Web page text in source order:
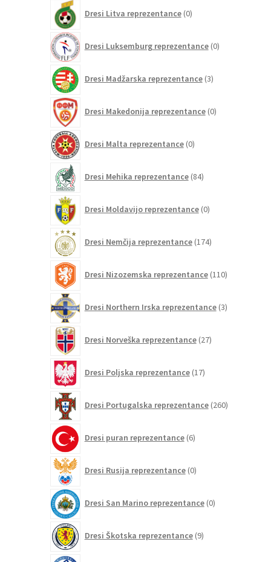
Dresi Litva reprezentance 0izdelkov
Dresi Luksemburg reprezentance 0izdelkov
Dresi Madžarska reprezentance 3izdelki
Dresi Makedonija reprezentance 0izdelkov
Dresi Malta reprezentance 0izdelkov
Dresi Mehika reprezentance 84izdelkov
Dresi Moldavijo reprezentance 0izdelkov
Dresi Nemčija reprezentance 174izdelkov
Dresi Nizozemska reprezentance 110izdelkov
Dresi Northern Irska reprezentance 3izdelki
Dresi Norveška reprezentance 27izdelkov
Dresi Poljska reprezentance 17izdelkov
Dresi Portugalska reprezentance 260izdelkov
Dresi puran reprezentance 6izdelkov
Dresi Rusija reprezentance 0izdelkov
Dresi San Marino reprezentance 0izdelkov
Dresi Škotska reprezentance 9izdelkov